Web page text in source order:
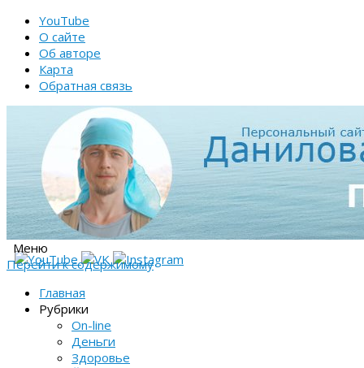
YouTube
О сайте
Об авторе
Карта
Обратная связь
Меню
Перейти к содержимому
Главная
Рубрики
On-line
Деньги
Здоровье